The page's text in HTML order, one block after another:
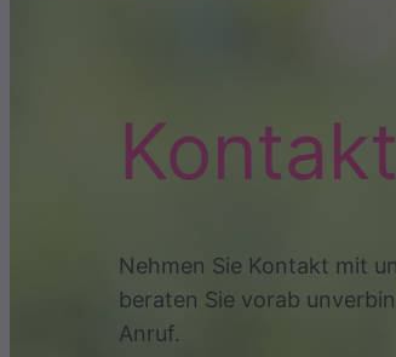
Kontakt
Nehmen Sie Kontakt mit
beraten Sie vorab
Anruf.